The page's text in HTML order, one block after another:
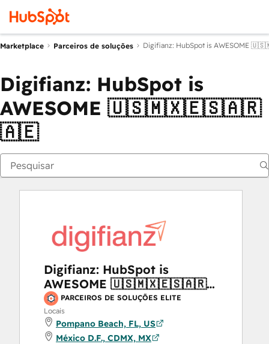
Marketplace Parceiros de soluções Digifianz: HubSpot is
Digifianz: HubSpot is
AWESOME 🇺🇸🇲🇽🇪🇸🇦🇷
🇦🇪
Digifianz: HubSpot is
AWESOME 🇺🇸🇲🇽🇪🇸🇦🇷
🇦🇪PARCEIROS DE SOLUÇÕES ELITE
Locais
Pompano Beach, FL, US
México D.F., CDMX, MX